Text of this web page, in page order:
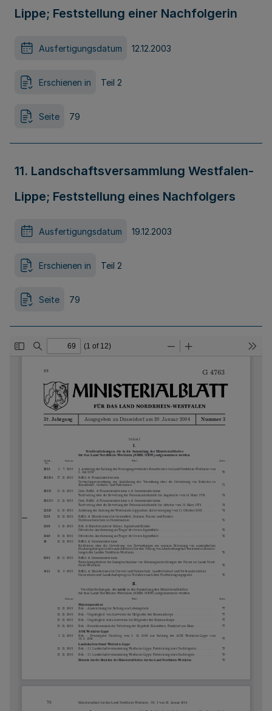
Lippe; Feststellung einer Nachfolgerin
Ausfertigungsdatum 12.12.2003
Erschienen in Teil 2
Seite 79
11. Landschaftsversammlung Westfalen-
Lippe; Feststellung eines Nachfolgers
Ausfertigungsdatum 19.12.2003
Erschienen in Teil 2
Seite 79